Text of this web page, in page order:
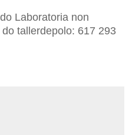
Laboratoria non
tallerdepolo: 617 293